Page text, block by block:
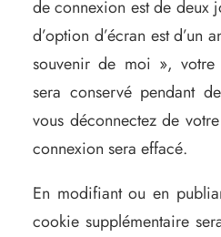
de connexion est de deux
d’option d’écran est d’un
souvenir de moi »,
sera conservé pendant
vous déconnectez de
connexion sera effacé.
En modifiant ou en
cookie supplémentaire